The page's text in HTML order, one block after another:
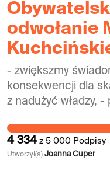
odwołanie
- zwiększmy
konsekwencji dla
z nadużyć władzy, -
prawa działać na
realizując swoje
podatników.
4 334z 5 000 Podpisy
Utworzył(a) Joanna Cuper